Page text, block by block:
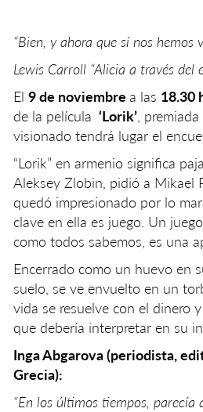
“Bien, y ahora que sí nos hemos
Lewis Carroll “Alicia a través del
El 9 de noviembre a las 18.30
de la película ‘Lorik’ ,
visionado tendrá lugar el
“Lorik” en armenio significa
Aleksey Zlobin, pidió a Mikael
quedó impresionado por lo
clave en ella es juego. Un
como todos sabemos, es una
Encerrado como un huevo en
suelo, se ve envuelto en un
vida se resuelve con el dinero
que debería interpretar en su
Inga Abgarova (periodista,
Grecia):
“En los últimos tiempos,